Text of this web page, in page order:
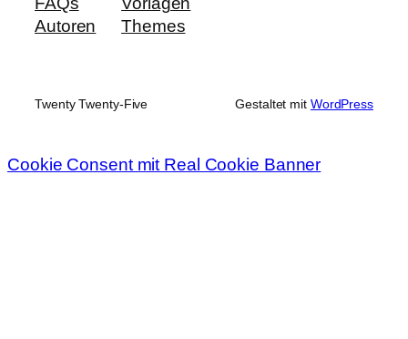
Autoren
Themes
Twenty Twenty-Five Gestaltet mit WordPress
Cookie Consent mit Real Cookie Banner